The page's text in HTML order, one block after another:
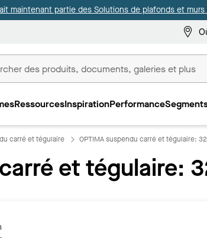
maintenant partie des Solutions de plafonds et murs
RessourcesInspirationPerformance
carré et tégulaire OPTIMA suspendu carré et tégulaire:
et tégulaire: